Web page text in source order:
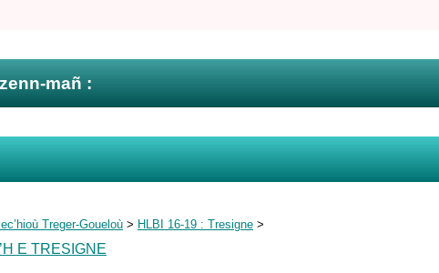
mañ :
Treger-Goueloù > HLBI 16-19 : Tresigne >
E TRESIGNE